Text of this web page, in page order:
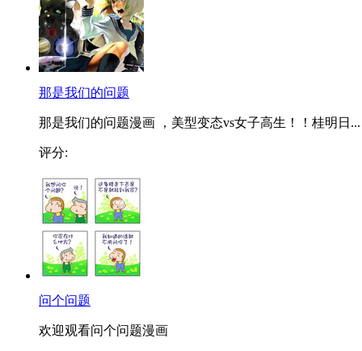
那是我们的问题
那是我们的问题漫画 ，美型变态vs女子高生！！桂明日...
评分:
问个问题
欢迎观看问个问题漫画